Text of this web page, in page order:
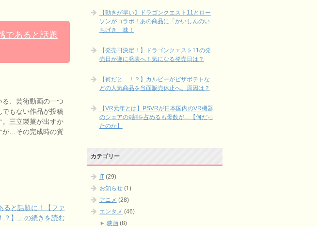
であると話題
、芸術動画の一つ
でもない作品が投稿
。三立製菓が出すか
が…その完成時の質
ると話題に！【ファ
？】」の続きを読む
【動きが早い】ドラゴンクエスト11とロー
ソンがコラボ！あの商品に「かいしんのい
ちげき」味！
【発売日決定！】ドラゴンクエスト11の発
売日が遂に発表へ！気になる発売日は？
【何だと…！？】カルビーがピザポテトな
どの人気商品を当面販売休止へ。原因は？
【VR元年とは】PSVRが日本国内のVR機器
のシェアの9割を占めるも母数が…【何だっ
たのか】
カテゴリー
IT(29)
お知らせ(1)
アニメ (28)
エンタメ (46)
映画(8)